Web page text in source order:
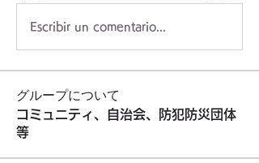
Escribir un comentario...
グループについて
コミュニティ、自治会、防犯防災団体
等